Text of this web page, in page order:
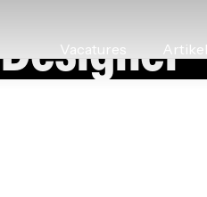
Vacatures
Designer